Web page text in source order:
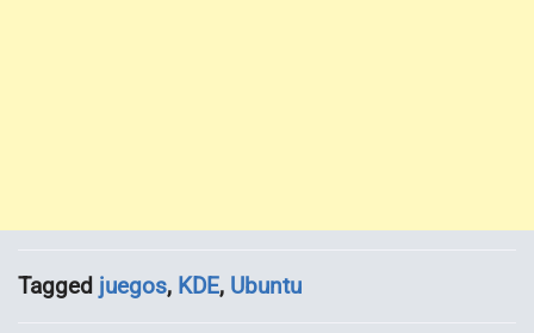
Tagged juegos, KDE, Ubuntu